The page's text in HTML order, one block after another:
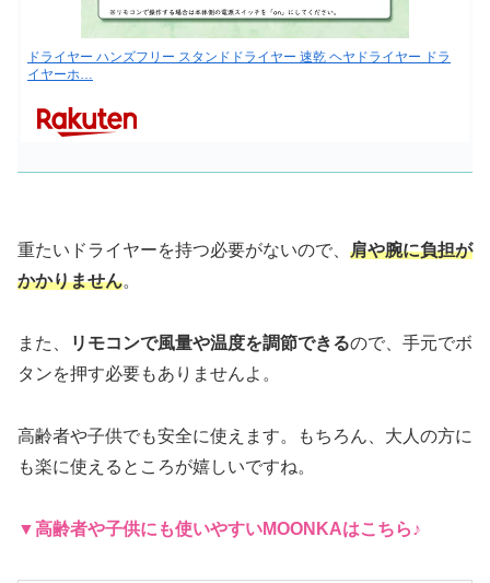
ドライヤー ハンズフリー スタンドドライヤー 速乾 ヘヤドライヤー ドラ
イヤーホ…
重たいドライヤーを持つ必要がないので、 肩や腕に負担が
かかりません。
また、 リモコンで風量や温度を調節できるので、手元でボ
タンを押す必要もありませんよ。
高齢者や子供でも安全に使えます。もちろん、大人の方に
も楽に使えるところが嬉しいですね。
▼高齢者や子供にも使いやすいMOONKAはこちら♪